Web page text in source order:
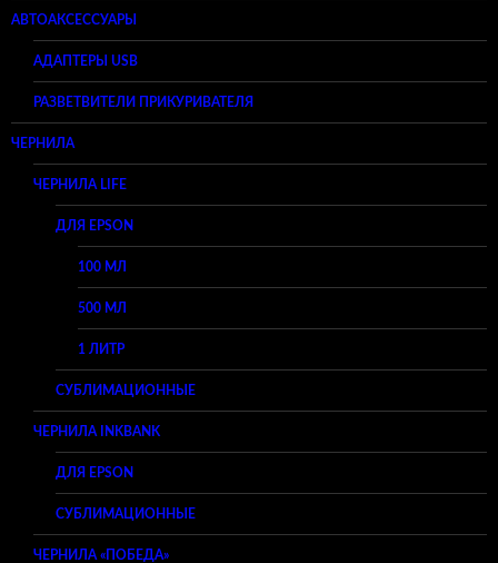
АВТОАКСЕССУАРЫ
АДАПТЕРЫ USB
РАЗВЕТВИТЕЛИ ПРИКУРИВАТЕЛЯ
ЧЕРНИЛА
ЧЕРНИЛА LIFE
ДЛЯ EPSON
100 МЛ
500 МЛ
1 ЛИТР
СУБЛИМАЦИОННЫЕ
ЧЕРНИЛА INKBANK
ДЛЯ EPSON
СУБЛИМАЦИОННЫЕ
ЧЕРНИЛА «ПОБЕДА»